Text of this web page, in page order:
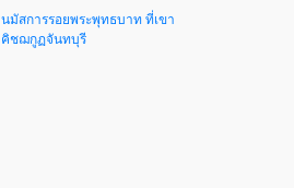
นมัสการรอยพระพุทธบาท ที่เขา
คิชฌกูฏจันทบุรี